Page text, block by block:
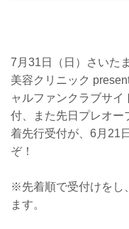
7月31日（日）さいた
美容クリニック
ャルファンクラブサ
付、また先日プレオー
着先行受付が、6月21
ぞ！
※先着順で受付けをし
ます。